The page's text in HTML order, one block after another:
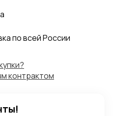
по всей России
контрактом